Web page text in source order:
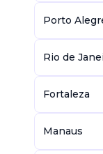
Porto
Rio de
Fortaleza
Manaus